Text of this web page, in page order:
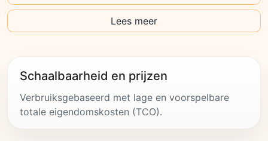
Lees meer
Schaalbaarheid en prijzen
Verbruiksgebaseerd met lage en voorspelbare
totale eigendomskosten (TCO).